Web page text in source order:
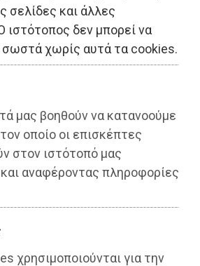
σελίδες και άλλες
ιστότοπος δεν μπορεί να
σωστά χωρίς αυτά τα cookies.
μας βοηθούν να κατανοούμε
οποίο οι επισκέπτες
στον ιστότοπό μας
αναφέροντας πληροφορίες
χρησιμοποιούνται για την
Υπεγράφησαν οι
για την
ανακύκλωσης
Αττικής